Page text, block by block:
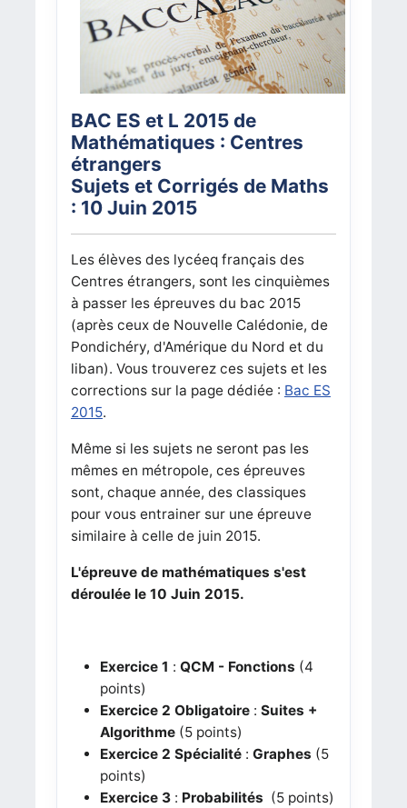
BAC ES et L 2015 de
Mathématiques : Centres
étrangers
Sujets et Corrigés de Maths
: 10 Juin 2015
Les élèves des lycéeq français des
Centres étrangers, sont les cinquièmes
à passer les épreuves du bac 2015
(après ceux de Nouvelle Calédonie, de
Pondichéry, d'Amérique du Nord et du
liban). Vous trouverez ces sujets et les
corrections sur la page dédiée : Bac ES
2015.
Même si les sujets ne seront pas les
mêmes en métropole, ces épreuves
sont, chaque année, des classiques
pour vous entrainer sur une épreuve
similaire à celle de juin 2015.
L'épreuve de mathématiques s'est
déroulée le 10 Juin 2015.
Exercice 1 : QCM - Fonctions (4
points)
Exercice 2 Obligatoire: Suites +
Algorithme (5 points)
Exercice 2 Spécialité: Graphes (5
points)
Exercice 3: Probabilités (5 points)